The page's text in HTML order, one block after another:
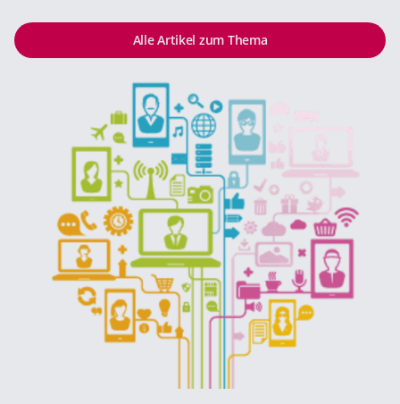
Alle Artikel zum Thema